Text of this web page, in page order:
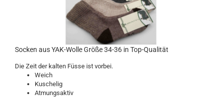
Socken aus YAK-Wolle Größe 34-36 in Top-Qualität
Die Zeit der kalten Füsse ist vorbei.
Weich
Kuschelig
Atmungsaktiv